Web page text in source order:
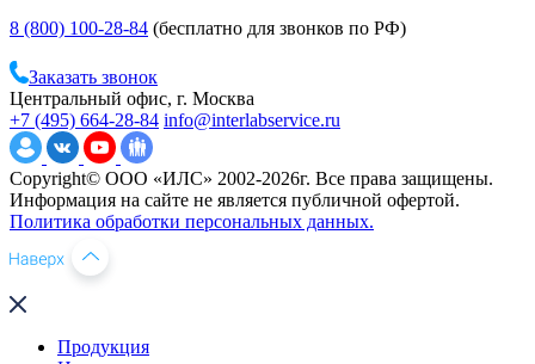
8 (800) 100-28-84 (бесплатно для звонков по РФ)
Заказать звонок
Центральный офис, г. Москва
+7 (495) 664-28-84 info@interlabservice.ru
Copyright© ООО «ИЛС» 2002-2026г. Все права защищены.
Информация на сайте не является публичной офертой.
Политика обработки персональных данных.
Продукция